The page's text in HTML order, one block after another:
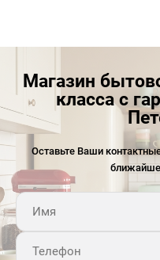
Магазин
класса с
Оставьте Ваши